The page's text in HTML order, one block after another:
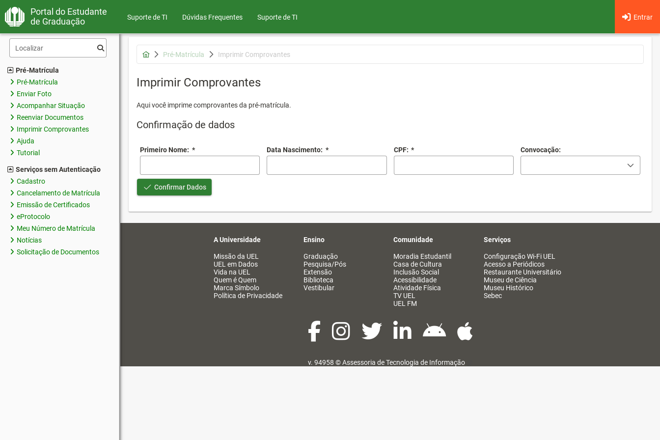
Portal do Estudante
de Graduação
Suporte de TI Dúvidas Frequentes Entrar
Suporte de TI
Pré-Matrícula
Pré-Matrícula
Enviar Foto
Acompanhar Situação
Reenviar Documentos
Imprimir Comprovantes
Ajuda
Tutorial
Serviços sem Autenticação
Cadastro
Cancelamento de Matrícula
Emissão de Certificados
eProtocolo
Meu Número de Matrícula
Notícias
Solicitação de Documentos
Pré-Matrícula Imprimir Comprovantes
Imprimir Comprovantes
Aqui você imprime comprovantes da pré-matrícula.
Confirmação de dados
Primeiro Nome: * Data Nascimento: * CPF: * Convocação:
Confirmar Dados
A Universidade
Missão da UEL
UEL em Dados
Vida na UEL
Quem é Quem
Marca Símbolo
Política de Privacidade
Ensino
Graduação
Pesquisa/Pós
Extensão
Biblioteca
Vestibular
Comunidade
Moradia Estudantil
Casa de Cultura
Inclusão Social
Acessibilidade
Atividade Física
TV UEL
UEL FM
Serviços
Configuração Wi-Fi UEL
Acesso a Periódicos
Restaurante Universitário
Museu de Ciência
Museu Histórico
Sebec
v. 94958 ©Assessoria de Tecnologia de Informação